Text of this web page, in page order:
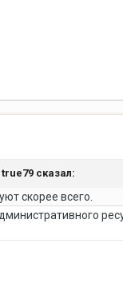
true79 сказал:
скорее всего.